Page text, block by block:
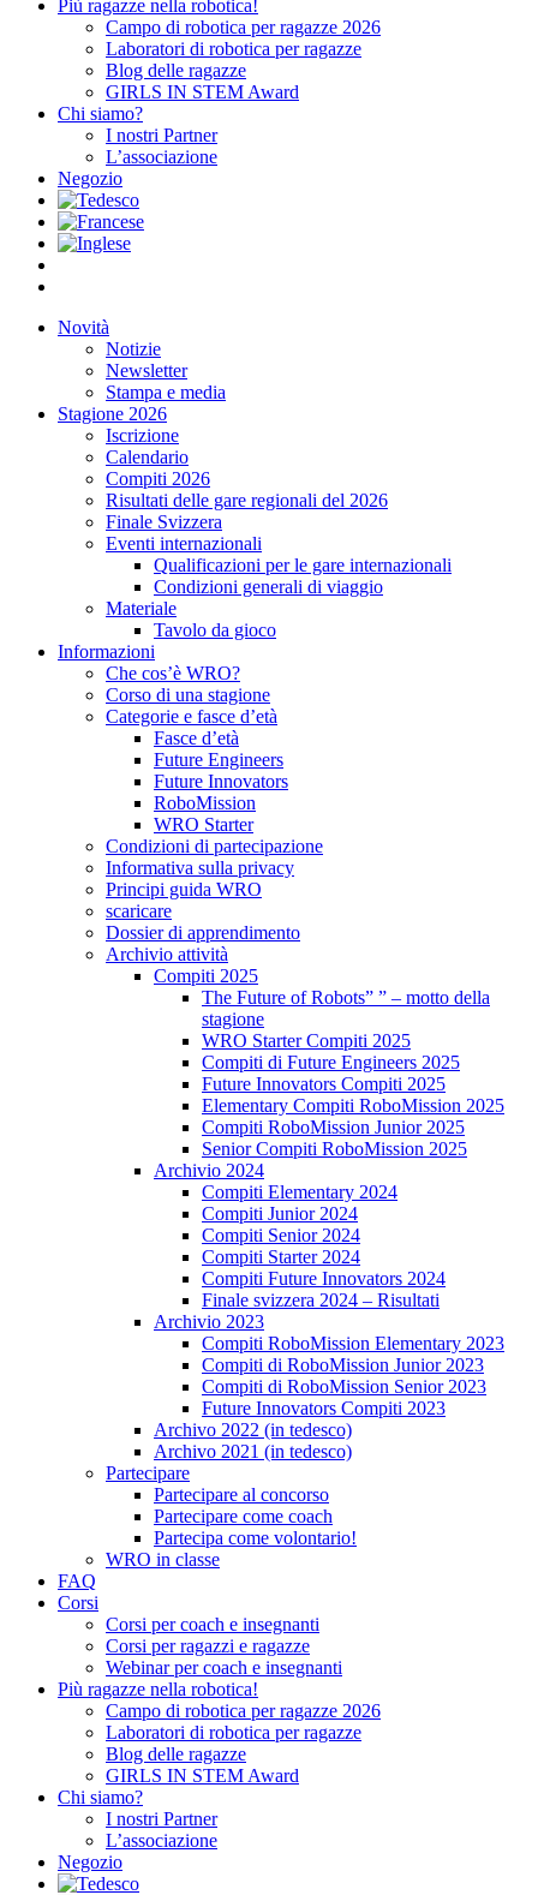
Più ragazze nella robotica!
Campo di robotica per ragazze 2026
Laboratori di robotica per ragazze
Blog delle ragazze
GIRLS IN STEM Award
Chi siamo?
I nostri Partner
L’associazione
Negozio
Novità
Notizie
Newsletter
Stampa e media
Stagione 2026
Iscrizione
Calendario
Compiti 2026
Risultati delle gare regionali del 2026
Finale Svizzera
Eventi internazionali
Qualificazioni per le gare internazionali
Condizioni generali di viaggio
Materiale
Tavolo da gioco
Informazioni
Che cos’è WRO?
Corso di una stagione
Categorie e fasce d’età
Fasce d’età
Future Engineers
Future Innovators
RoboMission
WRO Starter
Condizioni di partecipazione
Informativa sulla privacy
Principi guida WRO
scaricare
Dossier di apprendimento
Archivio attività
Compiti 2025
The Future of Robots” ” – motto della
stagione
WRO Starter Compiti 2025
Compiti di Future Engineers 2025
Future Innovators Compiti 2025
Elementary Compiti RoboMission 2025
Compiti RoboMission Junior 2025
Senior Compiti RoboMission 2025
Archivio 2024
Compiti Elementary 2024
Compiti Junior 2024
Compiti Senior 2024
Compiti Starter 2024
Compiti Future Innovators 2024
Finale svizzera 2024 – Risultati
Archivio 2023
Compiti RoboMission Elementary 2023
Compiti di RoboMission Junior 2023
Compiti di RoboMission Senior 2023
Future Innovators Compiti 2023
Archivo 2022 (in tedesco)
Archivo 2021 (in tedesco)
Partecipare
Partecipare al concorso
Partecipare come coach
Partecipa come volontario!
WRO in classe
FAQ
Corsi
Corsi per coach e insegnanti
Corsi per ragazzi e ragazze
Webinar per coach e insegnanti
Più ragazze nella robotica!
Campo di robotica per ragazze 2026
Laboratori di robotica per ragazze
Blog delle ragazze
GIRLS IN STEM Award
Chi siamo?
I nostri Partner
L’associazione
Negozio